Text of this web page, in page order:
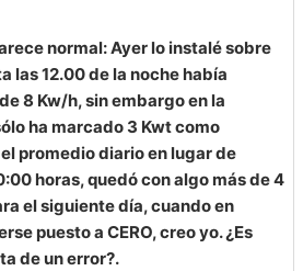
normal: Ayer lo instalé sobre
las 12.00 de la noche había
8 Kw/h, sin embargo en la
ha marcado 3 Kwt como
promedio diario en lugar de
horas, quedó con algo más de 4
el siguiente día, cuando en
puesto a CERO, creo yo. ¿Es
de un error?.